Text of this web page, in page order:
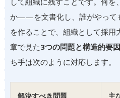
か——を文書化し、誰がやって
を作ることで、組織として採
章で見た3つの問題と構造的要因
ち手は次のように対応します。
解決すべき問題 主